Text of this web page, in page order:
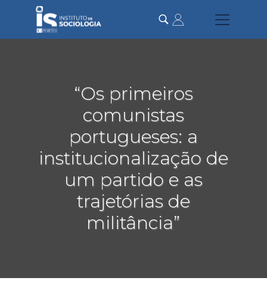
conteúdo
“Os primeiros
comunistas
portugueses: a
institucionalização de
um partido e as
trajetórias de
militância”